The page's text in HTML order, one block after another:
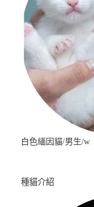
白色緬因貓/男生/w
種貓介紹